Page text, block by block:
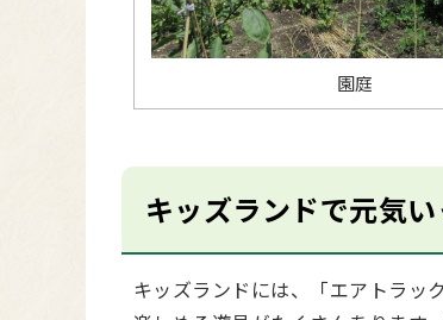
園庭
キッズランドで元気
キッズランドには、「エアトラッ